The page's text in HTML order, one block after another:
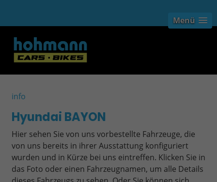
Menü
info
Hyundai BAYON
Hier sehen Sie von uns vorbestellte Fahrzeuge, die
von uns bereits in ihrer Ausstattung konfiguriert
wurden und in Kürze bei uns eintreffen. Klicken Sie in
das Foto oder einen Fahrzeugnamen, um alle Details